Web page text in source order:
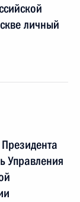
личный
Управления